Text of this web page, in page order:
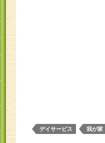
デイサービス 我が家